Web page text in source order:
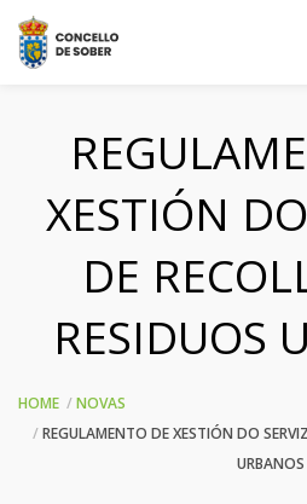
XESTIÓN
DE
RESIDUOS
HOME
NOVAS
REGULAMENTO DE XESTIÓN DO
URBANOS